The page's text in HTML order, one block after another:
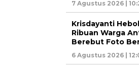
7 Agustus 2026 |
Krisdayanti
Ribuan Warga
Berebut Foto
6 Agustus 2026 |